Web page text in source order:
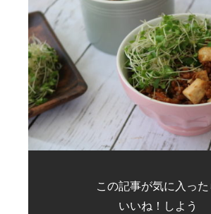
この記事が気に入った
いいね！しよう